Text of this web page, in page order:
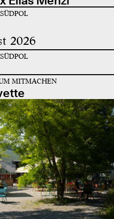
2026
MITMACHEN